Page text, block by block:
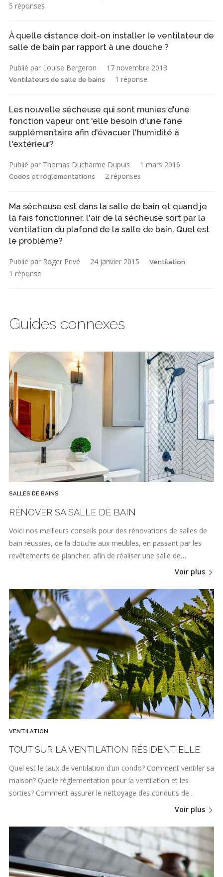
5 réponses
À quelle distance doit-on installer le ventilateur de
salle de bain par rapport à une douche ?
Publié par Louise Bergeron 17 novembre 2013
Ventilateurs de salle de bains 1 réponse
Les nouvelle sécheuse qui sont munies d'une
fonction vapeur ont 'elle besoin d'une fane
supplémentaire afin d'évacuer l'humidité à
l'extérieur?
Publié par Thomas Ducharme Dupuis 1 mars 2016
Codes et règlementations 2 réponses
Ma sécheuse est dans la salle de bain et quand je
la fais fonctionner, l'air de la sécheuse sort par la
ventilation du plafond de la salle de bain. Quel est
le problème?
Publié par Roger Privé 24 janvier 2015 Ventilation
1 réponse
Guides connexes
SALLES DE BAINS
RÉNOVER SA SALLE DE BAIN
Voici nos meilleurs conseils pour des rénovations de salles de
bain réussies, de la douche aux meubles, en passant par les
revêtements de plancher, afin de réaliser une salle de…
Voir plus
VENTILATION
TOUT SUR LA VENTILATION RÉSIDENTIELLE
Quel est le taux de ventilation d’un condo? Comment ventiler sa
maison? Quelle règlementation pour la ventilation et les
sorties? Comment assurer le nettoyage des conduits de…
Voir plus